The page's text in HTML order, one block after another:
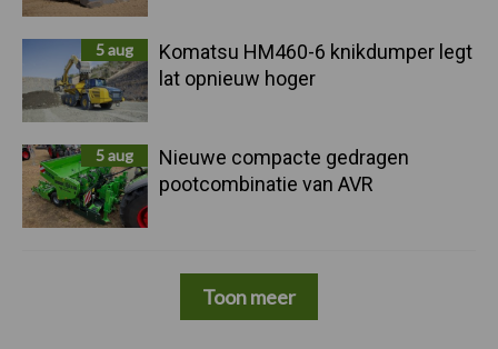
5 aug
Komatsu HM460-6 knikdumper legt
lat opnieuw hoger
5 aug
Nieuwe compacte gedragen
pootcombinatie van AVR
Toon meer